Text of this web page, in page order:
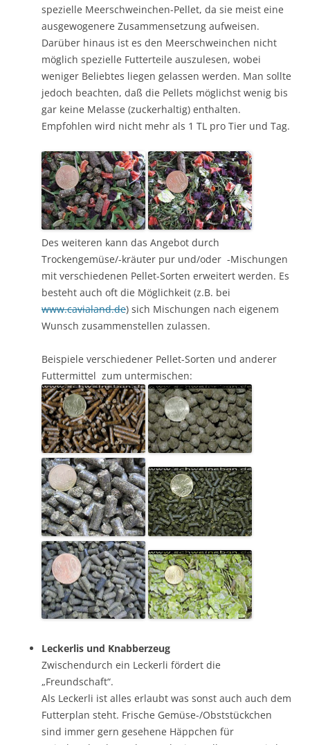
spezielle Meerschweinchen-Pellet, da sie meist eine
ausgewogenere Zusammensetzung aufweisen.
Darüber hinaus ist es den Meerschweinchen nicht
möglich spezielle Futterteile auszulesen, wobei
weniger Beliebtes liegen gelassen werden. Man sollte
jedoch beachten, daß die Pellets möglichst wenig bis
gar keine Melasse (zuckerhaltig) enthalten.
Empfohlen wird nicht mehr als 1 TL pro Tier und Tag.
Des weiteren kann das Angebot durch
Trockengemüse/-kräuter pur und/oder -Mischungen
mit verschiedenen Pellet-Sorten erweitert werden. Es
besteht auch oft die Möglichkeit (z.B. bei
www.cavialand.de) sich Mischungen nach eigenem
Wunsch zusammenstellen zulassen.
Beispiele verschiedener Pellet-Sorten und anderer
Futtermittel zum untermischen:
Leckerlis und Knabberzeug
Zwischendurch ein Leckerli fördert die
„Freundschaft“.
Als Leckerli ist alles erlaubt was sonst auch auch dem
Futterplan steht. Frische Gemüse-/Obststückchen
sind immer gern gesehene Häppchen für